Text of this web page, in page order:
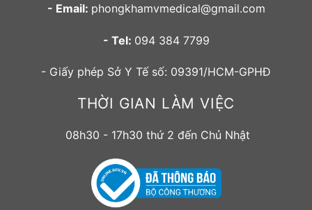
- Email: phongkhamvmedical@gmail.com
- Tel: 094 384 7799
- Giấy phép Sở Y Tế số: 09391/HCM-GPHĐ
THỜI GIAN LÀM VIỆC
08h30 - 17h30 thứ 2 đến Chủ Nhật